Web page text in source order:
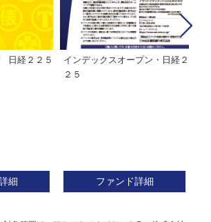
日経２２５
細
インデックスオープン・日経２
２５
ファンド詳細